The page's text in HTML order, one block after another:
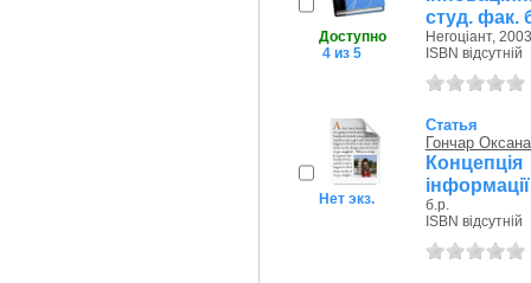
Доступно
4 из 5
студ. фак.
Негоціант,
ISBN відсутній
Нет экз.
Статья
Гончар
б.р.
ISBN відсутній